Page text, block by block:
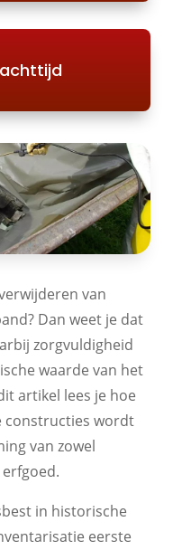
van
Dan weet je dat
zorgvuldigheid
waarde van het
artikel lees je hoe
constructies wordt
van zowel
in historische
eerste